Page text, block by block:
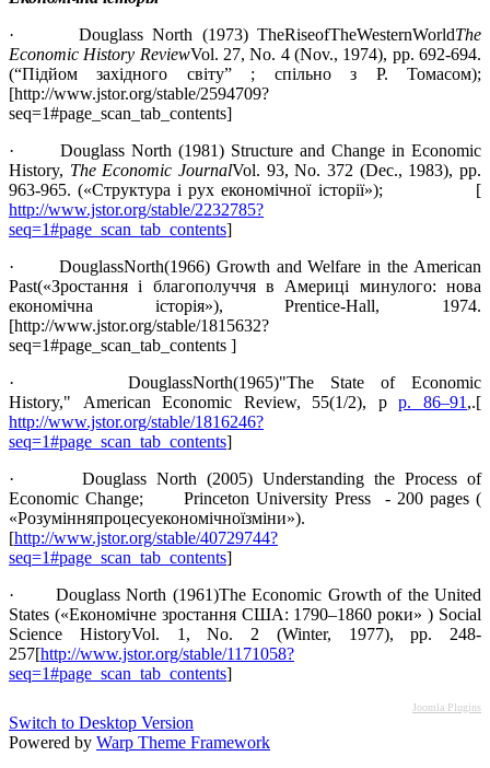
· Douglass North (1973) TheRiseofTheWesternWorldThe
Economic History ReviewVol. 27, No. 4 (Nov., 1974), pp. 692-694.
(“Підйом західного світу” ; спільно з Р. Томасом);
[http://www.jstor.org/stable/2594709?
seq=1#page_scan_tab_contents]
· Douglass North (1981) Structure and Change in Economic
History, The Economic JournalVol. 93, No. 372 (Dec., 1983), pp.
963-965. («Структура і рух економічної історії»); [
http://www.jstor.org/stable/2232785?
seq=1#page_scan_tab_contents]
· DouglassNorth(1966) Growth and Welfare in the American
Past(«Зростання і благополуччя в Америці минулого: нова
економічна історія»), Prentice-Hall, 1974.
[http://www.jstor.org/stable/1815632?
seq=1#page_scan_tab_contents ]
· DouglassNorth(1965)"The State of Economic
History," American Economic Review, 55(1/2), pp. 86–91 ,.[
http://www.jstor.org/stable/1816246?
seq=1#page_scan_tab_contents]
· Douglass North (2005) Understanding the Process of
Economic Change; Princeton University Press - 200 pages (
«Розумінняпроцесуекономічноїзміни»).
[http://www.jstor.org/stable/40729744?
seq=1#page_scan_tab_contents]
· Douglass North (1961)The Economic Growth of the United
States («Економічне зростання США: 1790–1860 роки» ) Social
Science HistoryVol. 1, No. 2 (Winter, 1977), pp. 248-
257[http://www.jstor.org/stable/1171058?
seq=1#page_scan_tab_contents]
Joomla Plugins
Switch to Desktop Version
Powered by Warp Theme Framework